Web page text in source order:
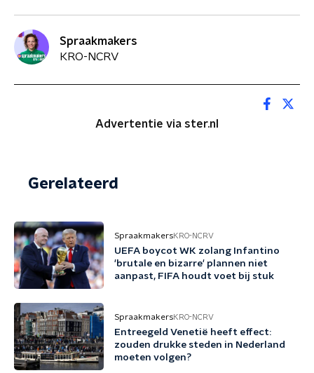
Spraakmakers
KRO-NCRV
Advertentie via ster.nl
Gerelateerd
SpraakmakersKRO-NCRV
UEFA boycot WK zolang Infantino
'brutale en bizarre' plannen niet
aanpast, FIFA houdt voet bij stuk
SpraakmakersKRO-NCRV
Entreegeld Venetië heeft effect:
zouden drukke steden in Nederland
moeten volgen?